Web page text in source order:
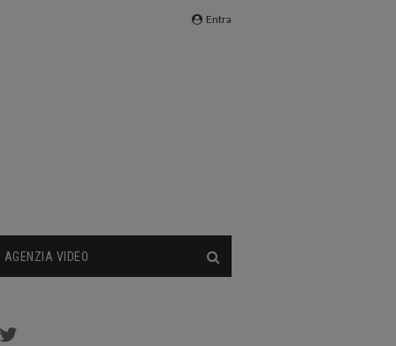
Entra
AGENZIA VIDEO